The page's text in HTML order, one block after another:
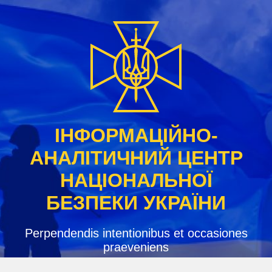
Skip
content
ІНФОРМАЦІЙНО-
АНАЛІТИЧНИЙ ЦЕНТР
НАЦІОНАЛЬНОЇ
БЕЗПЕКИ УКРАЇНИ
Perpendendis intentionibus et occasiones
praeveniens